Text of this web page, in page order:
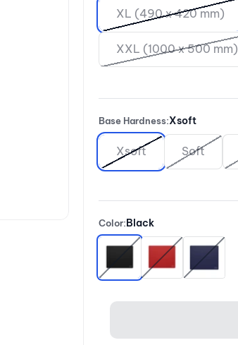
XL (490 x 420 mm)
XXL (1000 x 500 mm)
Base Hardness:Xsoft
Xsoft Soft
Color:Black
Black Red Blue